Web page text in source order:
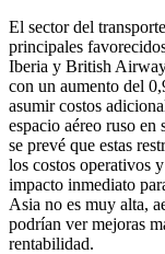
El sector del
principales
Iberia y British
con un aumento del
asumir costos
espacio aéreo ruso
se prevé que estas
los costos operativos
impacto inmediato
Asia no es muy alta,
podrían ver mejoras
rentabilidad.